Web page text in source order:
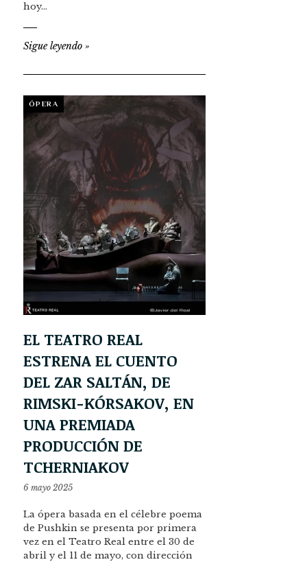
hoy…
Sigue leyendo »
ÓPERA
EL TEATRO REAL
ESTRENA EL CUENTO
DEL ZAR SALTÁN, DE
RIMSKI-KÓRSAKOV, EN
UNA PREMIADA
PRODUCCIÓN DE
TCHERNIAKOV
6 mayo 2025
La ópera basada en el célebre poema
de Pushkin se presenta por primera
vez en el Teatro Real entre el 30 de
abril y el 11 de mayo, con dirección